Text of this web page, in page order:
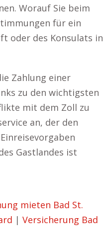
Worauf Sie beim
für ein
oder des Konsulats in
Zahlung einer
zu den wichtigsten
mit dem Zoll zu
an, der den
Gastlandes ist
mieten Bad St.
| Versicherung Bad